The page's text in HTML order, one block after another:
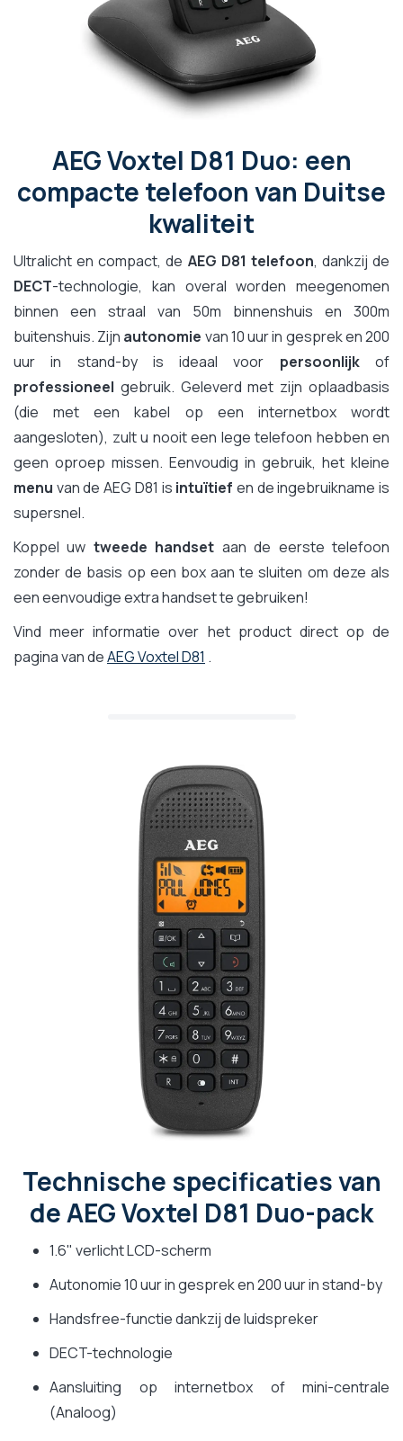
AEG Voxtel D81 Duo: een
compacte telefoon van Duitse
kwaliteit
Ultralicht en compact, de AEG D81 telefoon, dankzij de
DECT-technologie, kan overal worden meegenomen
binnen een straal van 50m binnenshuis en 300m
buitenshuis. Zijn autonomie van 10 uur in gesprek en 200
uur in stand-by is ideaal voor persoonlijkof
professioneel gebruik. Geleverd met zijn oplaadbasis
(die met een kabel op een internetbox wordt
aangesloten), zult u nooit een lege telefoon hebben en
geen oproep missen. Eenvoudig in gebruik, het kleine
menu van de AEG D81 is intuïtief en de ingebruikname is
supersnel.
Koppel uw tweede handset aan de eerste telefoon
zonder de basis op een box aan te sluiten om deze als
een eenvoudige extra handset te gebruiken!
Vind meer informatie over het product direct op de
pagina van deAEG Voxtel D81 .
Technische specificaties van
de AEG Voxtel D81 Duo-pack
1.6" verlicht LCD-scherm
Autonomie 10 uur in gesprek en 200 uur in stand-by
Handsfree-functie dankzij de luidspreker
DECT-technologie
Aansluiting op internetbox of mini-centrale
(Analoog)